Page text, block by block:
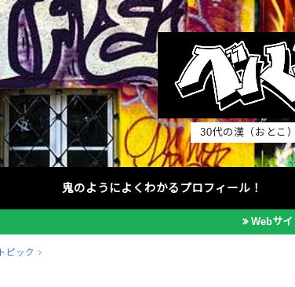
30代の漢（おとこ
鬼のようによくわかるプロフィール！
Webサ
トピック